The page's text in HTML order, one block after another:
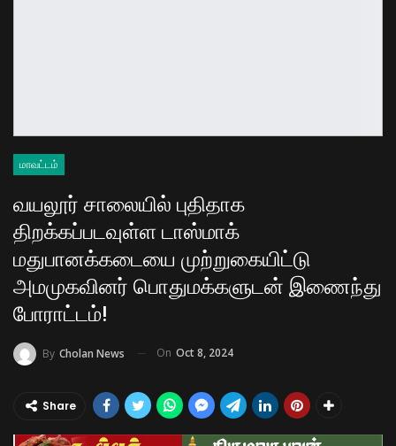
மாவட்டம்
வயலூர் சாலையில் புதிதாக
திறக்கப்படவுள்ள டாஸ்மாக்
மதுபானக்கடையை முற்றுகையிட்டு
அமமுகவினர் பொதுமக்களுடன் இணைந்து
போராட்டம்!
By Cholan News On Oct 8, 2024
Share